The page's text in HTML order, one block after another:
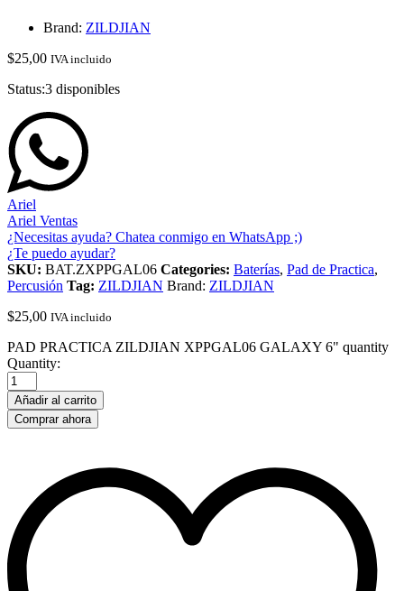
Brand: ZILDJIAN
$25,00 IVA incluido
Status:3 disponibles
Ariel
Ariel Ventas
¿Necesitas ayuda? Chatea conmigo en WhatsApp ;)
¿Te puedo ayudar?
SKU: BAT.ZXPPGAL06 Categories: Baterías, Pad de Practica,
Percusión Tag: ZILDJIAN Brand: ZILDJIAN
$25,00 IVA incluido
PAD PRACTICA ZILDJIAN XPPGAL06 GALAXY 6" quantity
Quantity:
Añadir al carrito
Comprar ahora